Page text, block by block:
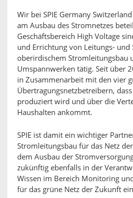
Wir bei SPIE Germany
am Ausbau des Stromnetzes
Geschäftsbereich High Voltage
und Errichtung von Leitungs- und
oberirdischem Stromleitungsbau
Umspannwerken tätig. Seit über
in Zusammenarbeit mit den vier
Übertragungsnetzbetreibern,
produziert wird und über die
Haushalten ankommt.
SPIE ist damit ein wichtiger
Stromleitungsbau für das Netz
dem Ausbau der
zukünftig ebenfalls in der
Wissen im Bereich Monitoring
für das grüne Netz der Zukunft